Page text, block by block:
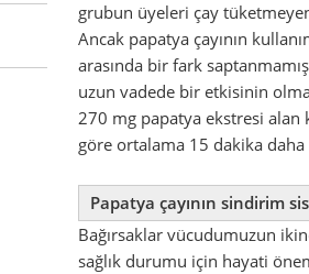
grubun üyeleri çay
Ancak papatya çayının
arasında bir fark
uzun vadede bir etkisinin
270 mg papatya ekstresi alan
göre ortalama 15 dakika
Papatya çayının sindirim
Bağırsaklar vücudumuzun
sağlık durumu için hayati